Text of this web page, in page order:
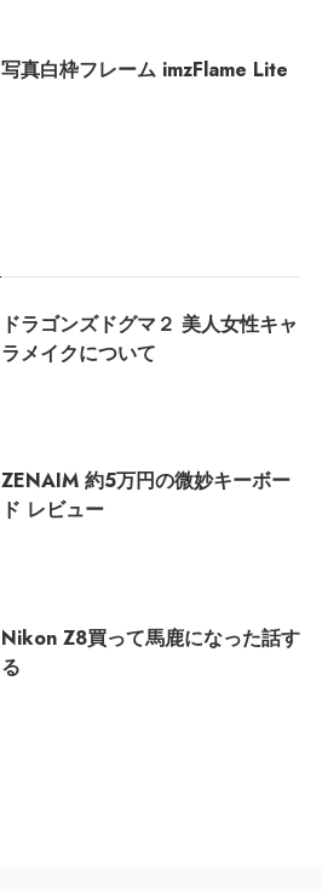
写真白枠フレーム imzFlame Lite
ドラゴンズドグマ２ 美人女性キャ
ラメイクについて
ZENAIM 約5万円の微妙キーボー
ド レビュー
Nikon Z8買って馬鹿になった話す
る